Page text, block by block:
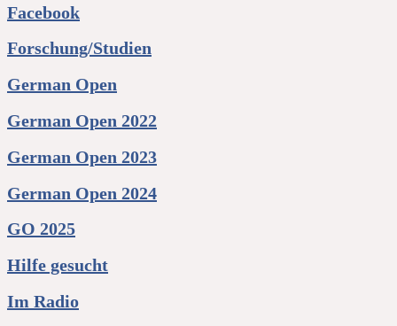
Facebook
Forschung/Studien
German Open
German Open 2022
German Open 2023
German Open 2024
GO 2025
Hilfe gesucht
Im Radio